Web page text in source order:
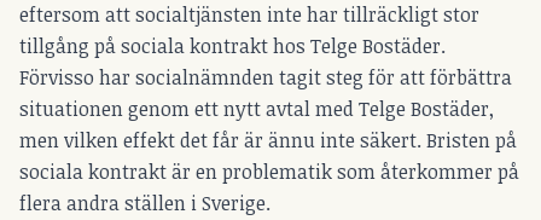
eftersom att socialtjänsten inte har tillräckligt stor
tillgång på sociala kontrakt hos Telge Bostäder.
Förvisso har socialnämnden tagit steg för att förbättra
situationen genom ett nytt avtal med Telge Bostäder,
men vilken effekt det får är ännu inte säkert. Bristen på
sociala kontrakt är en problematik som återkommer på
flera andra ställen i Sverige.